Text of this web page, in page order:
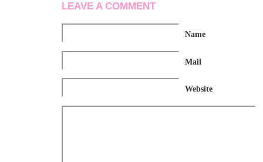
LEAVE A COMMENT
Name
Mail
Website